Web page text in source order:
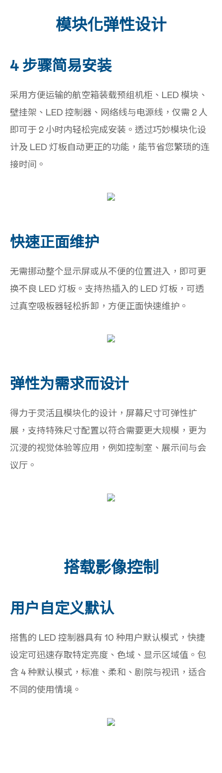
模块化弹性设计
4 步骤简易安装
采用方便运输的航空箱装载预组机柜、LED 模块、
壁挂架、LED 控制器、网络线与电源线，仅需 2 人
即可于 2 小时内轻松完成安装。透过巧妙模块化设
计及 LED 灯板自动更正的功能，能节省您繁琐的连
接时间。
快速正面维护
无需挪动整个显示屏或从不便的位置进入，即可更
换不良 LED 灯板。支持热插入的 LED 灯板，可透
过真空吸板器轻松拆卸，方便正面快速维护。
弹性为需求而设计
得力于灵活且模块化的设计，屏幕尺寸可弹性扩
展，支持特殊尺寸配置以符合需要更大规模，更为
沉浸的视觉体验等应用，例如控制室、展示间与会
议厅。
搭载影像控制
用户自定义默认
搭售的 LED 控制器具有 10 种用户默认模式，快捷
设定可迅速存取特定亮度、色域、显示区域值。包
含 4 种默认模式，标准、柔和、剧院与视讯，适合
不同的使用情境。